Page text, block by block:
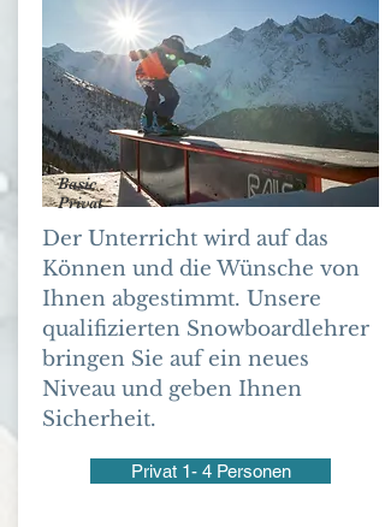
Basic
Privat
Der Unterricht wird auf das
Können und die Wünsche von
Ihnen abgestimmt. Unsere
qualifizierten Snowboardlehrer
bringen Sie auf ein neues
Niveau und geben Ihnen
Sicherheit.
Privat 1- 4 Personen